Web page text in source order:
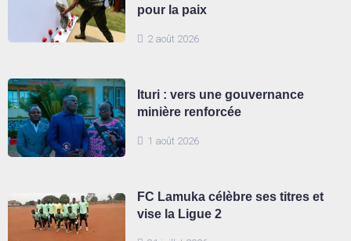
2 août 2026
pour la paix
1 août 2026
Ituri : vers une gouvernance
minière renforcée
FC Lamuka célèbre ses titres et
vise la Ligue 2